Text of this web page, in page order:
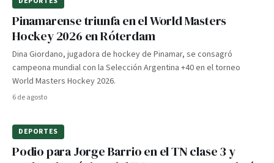
Pinamarense triunfa en el World Masters
Hockey 2026 en Róterdam
Dina Giordano, jugadora de hockey de Pinamar, se consagró
campeona mundial con la Selección Argentina +40 en el torneo
World Masters Hockey 2026.
6 de agosto
DEPORTES
Podio para Jorge Barrio en el TN clase 3 y